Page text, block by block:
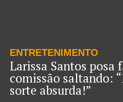
ENTRETENIMENTO
Larissa Santos posa
comissão saltando:
sorte absurda!”